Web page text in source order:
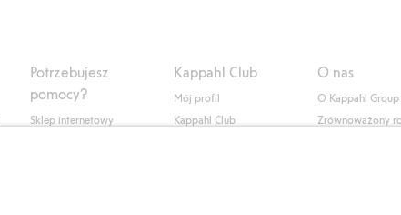
Potrzebujesz
pomocy?
Sklep internetowy
Kappahl Club
Mój profil
Kappahl Club
O nas
O Kappahl Group
Zrównoważony